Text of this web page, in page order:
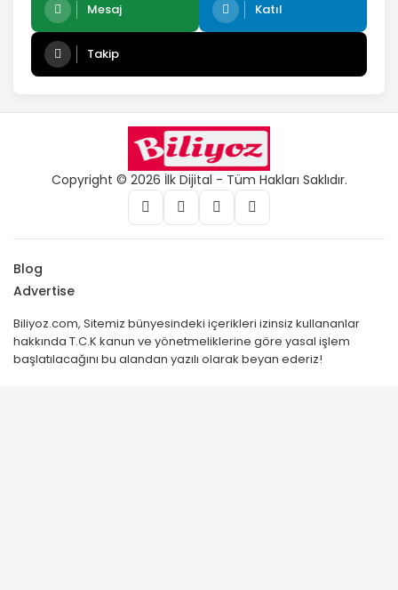
Mesaj Katıl
Takip
Copyright © 2026 İlk Dijital - Tüm Hakları Saklıdır.
Blog
Advertise
Biliyoz.com, Sitemiz bünyesindeki içerikleri izinsiz kullananlar
hakkında T.C.K kanun ve yönetmeliklerine göre yasal işlem
başlatılacağını bu alandan yazılı olarak beyan ederiz!